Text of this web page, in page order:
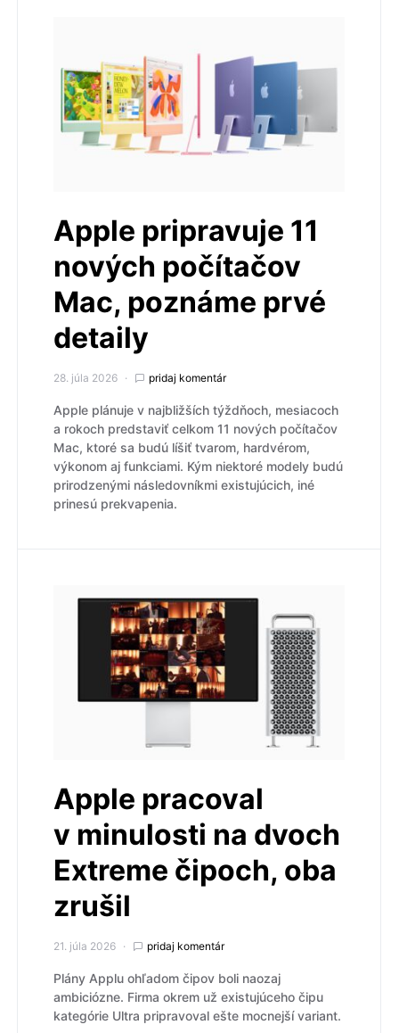
Apple pripravuje 11
nových počítačov
Mac, poznáme prvé
detaily
28. júla 2026 pridaj komentár
Apple plánuje v najbližších týždňoch, mesiacoch
a rokoch predstaviť celkom 11 nových počítačov
Mac, ktoré sa budú líšiť tvarom, hardvérom,
výkonom aj funkciami. Kým niektoré modely budú
prirodzenými následovníkmi existujúcich, iné
prinesú prekvapenia.
Apple pracoval
v minulosti na dvoch
Extreme čipoch, oba
zrušil
21. júla 2026 pridaj komentár
Plány Applu ohľadom čipov boli naozaj
ambiciózne. Firma okrem už existujúceho čipu
kategórie Ultra pripravoval ešte mocnejší variant.